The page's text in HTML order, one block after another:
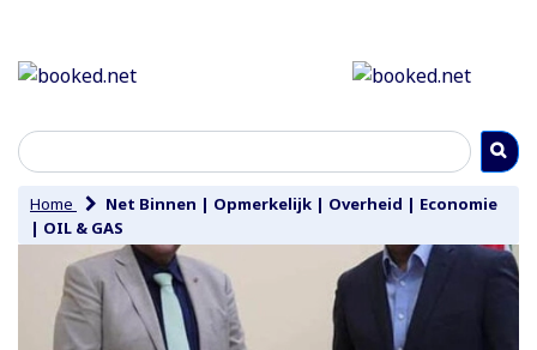
Home Net Binnen | Opmerkelijk | Overheid | Economie
| OIL & GAS